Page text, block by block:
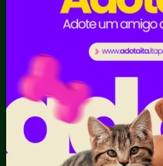
Obras Públicas
Prestação de Contas
Receitas
Recursos Humanos
Ouvidoria
Acompanhar uma
Manifestação